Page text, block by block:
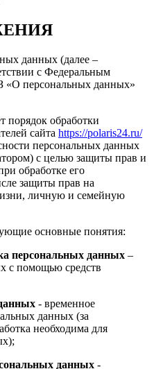
данных (далее –
с Федеральным
«О персональных данных»
порядок обработки
сайта https://polaris24.ru/
персональных данных
с целью защиты прав и
обработке его
защиты прав на
личную и семейную
основные понятия:
персональных данных –
с помощью средств
- временное
данных (за
необходима для
данных -